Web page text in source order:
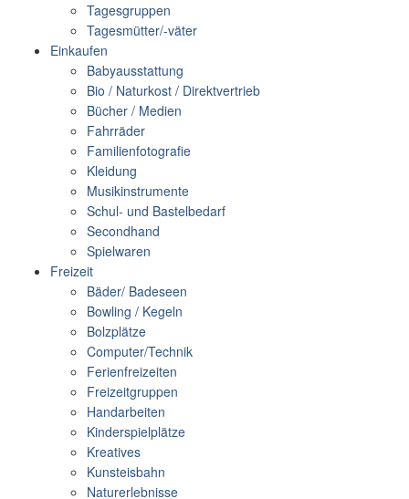
Tagesgruppen
Tagesmütter/-väter
Einkaufen
Babyausstattung
Bio / Naturkost / Direktvertrieb
Bücher / Medien
Fahrräder
Familienfotografie
Kleidung
Musikinstrumente
Schul- und Bastelbedarf
Secondhand
Spielwaren
Freizeit
Bäder/ Badeseen
Bowling / Kegeln
Bolzplätze
Computer/Technik
Ferienfreizeiten
Freizeitgruppen
Handarbeiten
Kinderspielplätze
Kreatives
Kunsteisbahn
Naturerlebnisse